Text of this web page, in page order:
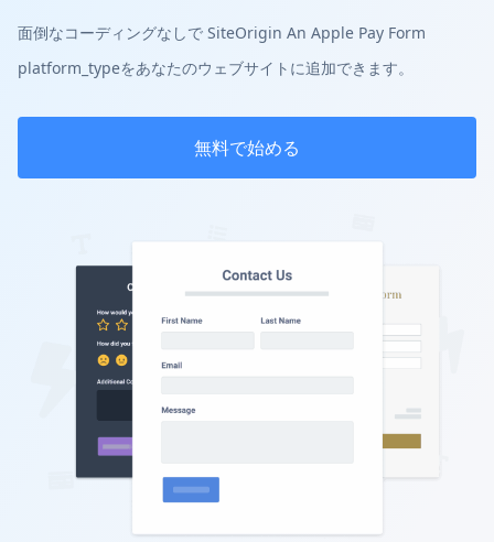
面倒なコーディングなしで SiteOrigin An Apple Pay Form
platform_typeをあなたのウェブサイトに追加できます。
無料で始める